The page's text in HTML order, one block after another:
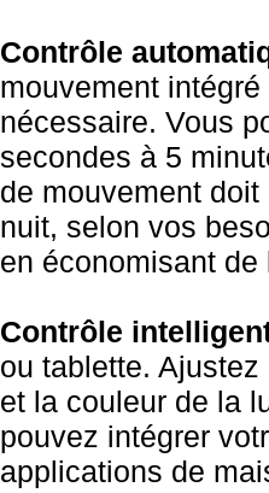
Contrôle
mouvement
nécessaire. Vous
secondes à 5
de mouvement
nuit, selon vos
en économisant de
Contrôle
ou tablette.
et la couleur de la
pouvez intégrer
applications de